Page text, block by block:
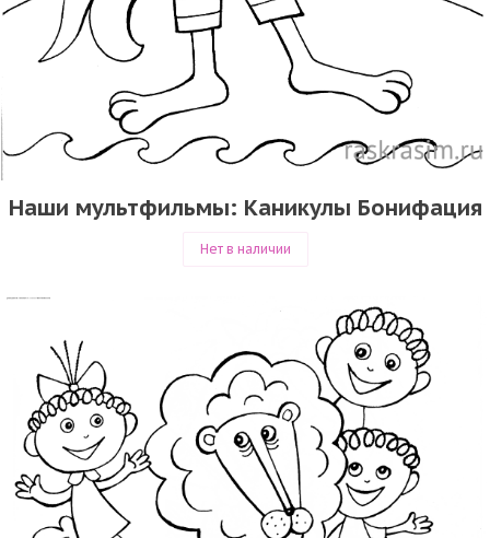
Наши мультфильмы: Каникулы Бонифация
Нет в наличии